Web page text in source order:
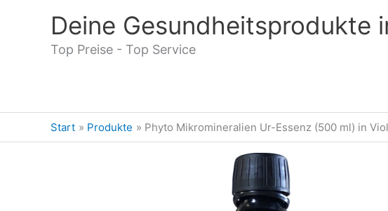
Deine Gesundheitsprodukte
Top Preise - Top Service
Start Produkte Phyto Mikromineralien Ur-Essenz (500 ml) in